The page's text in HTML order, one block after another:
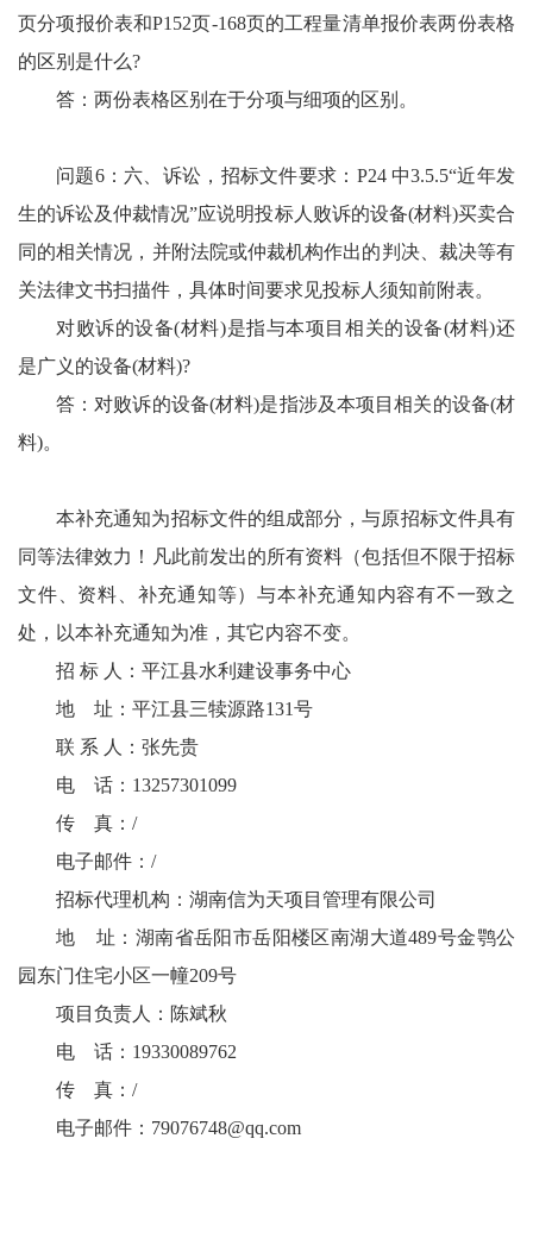
页分项报价表和P152页-168页的工程量清单报价表两份表格
的区别是什么?
答：两份表格区别在于分项与细项的区别。
问题6：六、诉讼，招标文件要求：P24 中3.5.5“近年发
生的诉讼及仲裁情况”应说明投标人败诉的设备(材料)买卖合
同的相关情况，并附法院或仲裁机构作出的判决、裁决等有
关法律文书扫描件，具体时间要求见投标人须知前附表。
对败诉的设备(材料)是指与本项目相关的设备(材料)还
是广义的设备(材料)?
答：对败诉的设备(材料)是指涉及本项目相关的设备(材
料)。
本补充通知为招标文件的组成部分，与原招标文件具有
同等法律效力！凡此前发出的所有资料（包括但不限于招标
文件、资料、补充通知等）与本补充通知内容有不一致之
处，以本补充通知为准，其它内容不变。
招 标 人：平江县水利建设事务中心
地 址：平江县三犊源路131号
联 系 人：张先贵
电 话：13257301099
传 真：/
电子邮件：/
招标代理机构：湖南信为天项目管理有限公司
地 址：湖南省岳阳市岳阳楼区南湖大道489号金鹗公
园东门住宅小区一幢209号
项目负责人：陈斌秋
电 话：19330089762
传 真：/
电子邮件： 79076748@qq.com